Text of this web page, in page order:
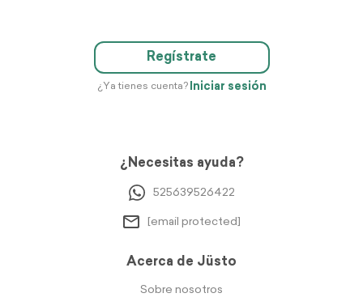
Regístrate
¿Ya tienes cuenta? Iniciar sesión
¿Necesitas ayuda?
525639526422
[email protected]
Acerca de Jüsto
Sobre nosotros